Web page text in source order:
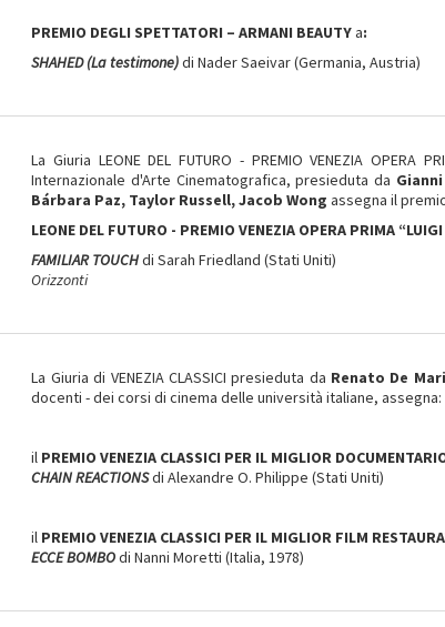
PREMIO DEGLI SPETTATORI – ARMANI BEAUTYa:
SHAHED (La testimone)di Nader Saeivar (Germania, Austria)
La Giuria LEONE DEL FUTURO - PREMIO VENEZIA OPERA
Internazionale d'Arte Cinematografica, presieduta da
Bárbara Paz, Taylor Russell, Jacob Wong assegna il
LEONE DEL FUTURO - PREMIO VENEZIA OPERA PRIMA
FAMILIAR TOUCHdi Sarah Friedland (Stati Uniti)
Orizzonti
La Giuria di VENEZIA CLASSICI presieduta da Renato De
docenti - dei corsi di cinema delle università italiane, assegna:
il PREMIO VENEZIA CLASSICI PER IL MIGLIOR
CHAIN REACTIONSdi Alexandre O. Philippe (Stati Uniti)
il PREMIO VENEZIA CLASSICI PER IL MIGLIOR FILM
ECCE BOMBOdi Nanni Moretti (Italia, 1978)